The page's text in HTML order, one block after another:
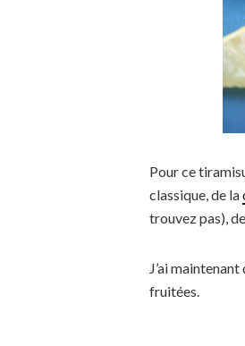
Pour ce
classique, de la
trouvez pas),
J’ai
fruitées.